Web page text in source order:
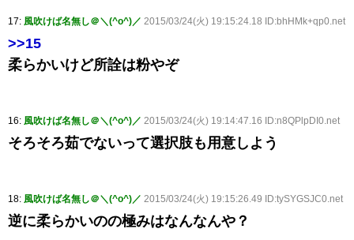
17: 風吹けば名無し＠＼(^o^)／ 2015/03/24(火) 19:15:24.18 ID:bhHMk+qp0.net
>>15
柔らかいけど所詮は粉やぞ
16: 風吹けば名無し＠＼(^o^)／ 2015/03/24(火) 19:14:47.16 ID:n8QPlpDI0.net
そろそろ茹でないって選択肢も用意しよう
18: 風吹けば名無し＠＼(^o^)／ 2015/03/24(火) 19:15:26.49 ID:tySYGSJC0.net
逆に柔らかいのの極みはなんなんや？